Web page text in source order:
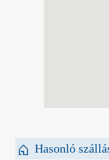
Hasonló